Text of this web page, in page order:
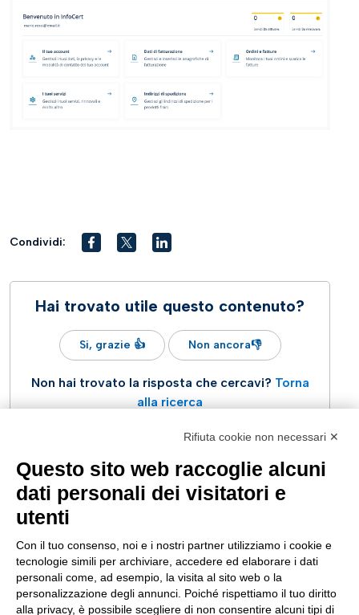
Condividi:
Hai trovato utile questo contenuto?
Si, grazie 👍 Non ancora👎
Non hai trovato la risposta che cercavi? Torna
alla ricerca
Apri un ticket di Assistenza Tecnica east
ASSISTENZA SEGUICI SU:
Rifiuta cookie non necessari ✕
Questo sito web raccoglie alcuni
dati personali dei visitatori e
utenti
Con il tuo consenso, noi e i nostri partner utilizziamo i cookie e
tecnologie simili per archiviare, accedere ed elaborare i dati
personali come, ad esempio, la visita al sito web o la
personalizzazione degli annunci. Poiché rispettiamo il tuo diritto
alla privacy, è possibile scegliere di non consentire alcuni tipi di